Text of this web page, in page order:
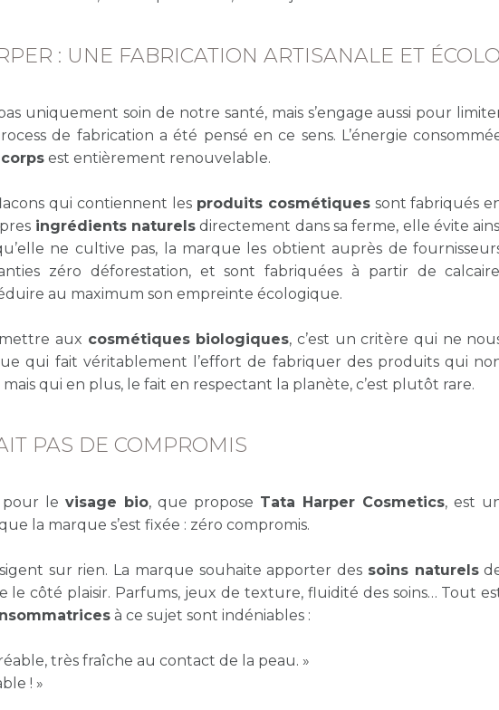
: UNE FABRICATION ARTISANALE ET ÉCOLO
uniquement soin de notre santé, mais s’engage aussi pour
de fabrication a été pensé en ce sens. L’énergie
est entièrement renouvelable.
qui contiennent les produits cosmétiquessont fabriqués
ingrédients naturelsdirectement dans sa ferme, elle évite
ne cultive pas, la marque les obtient auprès de
zéro déforestation, et sont fabriquées à partir de
au maximum son empreinte écologique.
mettre aux cosmétiques biologiques, c’est un critère qui ne
qui fait véritablement l’effort de fabriquer des produits qui
qui en plus, le fait en respectant la planète, c’est plutôt rare.
PAS DE COMPROMIS
le visage bio, que propose Tata Harper Cosmetics, est
la marque s’est fixée : zéro compromis.
sur rien. La marque souhaite apporter des soins naturels
le côté plaisir. Parfums, jeux de texture, fluidité des soins… Tout
à ce sujet sont indéniables :
très fraîche au contact de la peau. »
! »